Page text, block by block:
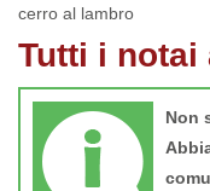
cerro al lambro
Tutti i notai
Non